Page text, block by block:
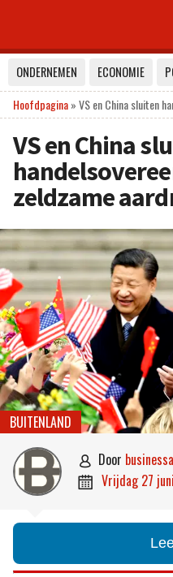
ONDERNEMEN ECONOMIE
Hoofdpagina»VS en China sluiten
VS en China
zeldzame
BUITENLAND
 door
 vrijdag 27